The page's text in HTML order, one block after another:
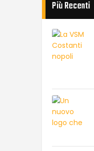
Più Recenti